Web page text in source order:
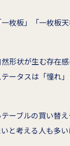
枚板」「一枚板
形状が生む存在
ータスは「憧れ
ーブルの買い替
と考える人も多い